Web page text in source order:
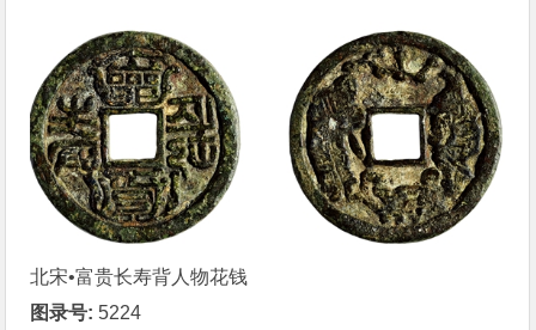
北宋•富贵长寿背人物花钱
图录号: 5224